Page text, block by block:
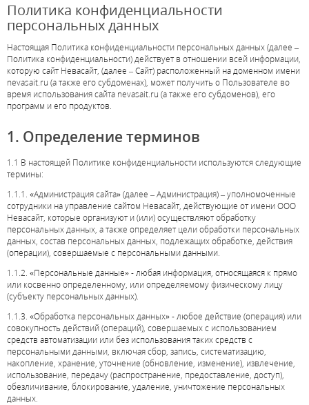
Политика конфиденциальности
персональных данных
Настоящая Политика конфиденциальности персональных данных (далее –
Политика конфиденциальности) действует в отношении всей информации,
которую сайтНевасайт, (далее – Сайт) расположенный на доменном имени
nevasait.ru (а также его субдоменах), может получить о Пользователе во
время использования сайта nevasait.ru (а также его субдоменов), его
программ и его продуктов.
1. Определение терминов
1.1 В настоящей Политике конфиденциальности используются следующие
термины:
1.1.1. «Администрация сайта» (далее – Администрация) – уполномоченные
сотрудники на управление сайтом Невасайт, действующие от имени ООО
Невасайт, которые организуют и (или) осуществляют обработку
персональных данных, а также определяет цели обработки персональных
данных, состав персональных данных, подлежащих обработке, действия
(операции), совершаемые с персональными данными.
1.1.2. «Персональные данные» - любая информация, относящаяся к прямо
или косвенно определенному, или определяемому физическому лицу
(субъекту персональных данных).
1.1.3. «Обработка персональных данных» - любое действие (операция) или
совокупность действий (операций), совершаемых с использованием
средств автоматизации или без использования таких средств с
персональными данными, включая сбор, запись, систематизацию,
накопление, хранение, уточнение (обновление, изменение), извлечение,
использование, передачу (распространение, предоставление, доступ),
обезличивание, блокирование, удаление, уничтожение персональных
данных.